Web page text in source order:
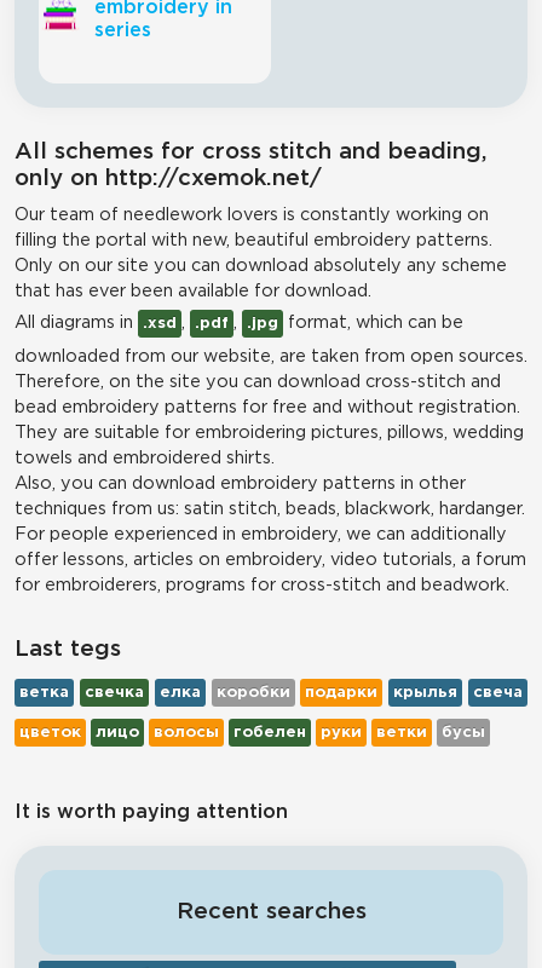
embroidery in
series
All schemes for cross stitch and beading,
only on http://cxemok.net/
Our team of needlework lovers is constantly working on
filling the portal with new, beautiful embroidery patterns.
Only on our site you can download absolutely any scheme
that has ever been available for download.
All diagrams in
.xsd .pdf .jpg format, which can be
downloaded from our website, are taken from open sources.
Therefore, on the site you can download cross-stitch and
bead embroidery patterns for free and without registration.
They are suitable for embroidering pictures, pillows, wedding
towels and embroidered shirts.
Also, you can download embroidery patterns in other
techniques from us: satin stitch, beads, blackwork, hardanger.
For people experienced in embroidery, we can additionally
offer lessons, articles on embroidery, video tutorials, a forum
for embroiderers, programs for cross-stitch and beadwork.
Last tegs
ветка свечка елка коробки подарки крылья свеча
цветок лицо волосы гобелен руки ветки бусы
It is worth paying attention
Recent searches